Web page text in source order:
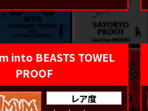
into BEASTS TOWEL
PROOF
レア度